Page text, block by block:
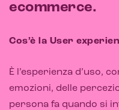
ecommerce.
Cos’è la User
È l’esperienza d’uso,
emozioni, delle
persona fa quando si